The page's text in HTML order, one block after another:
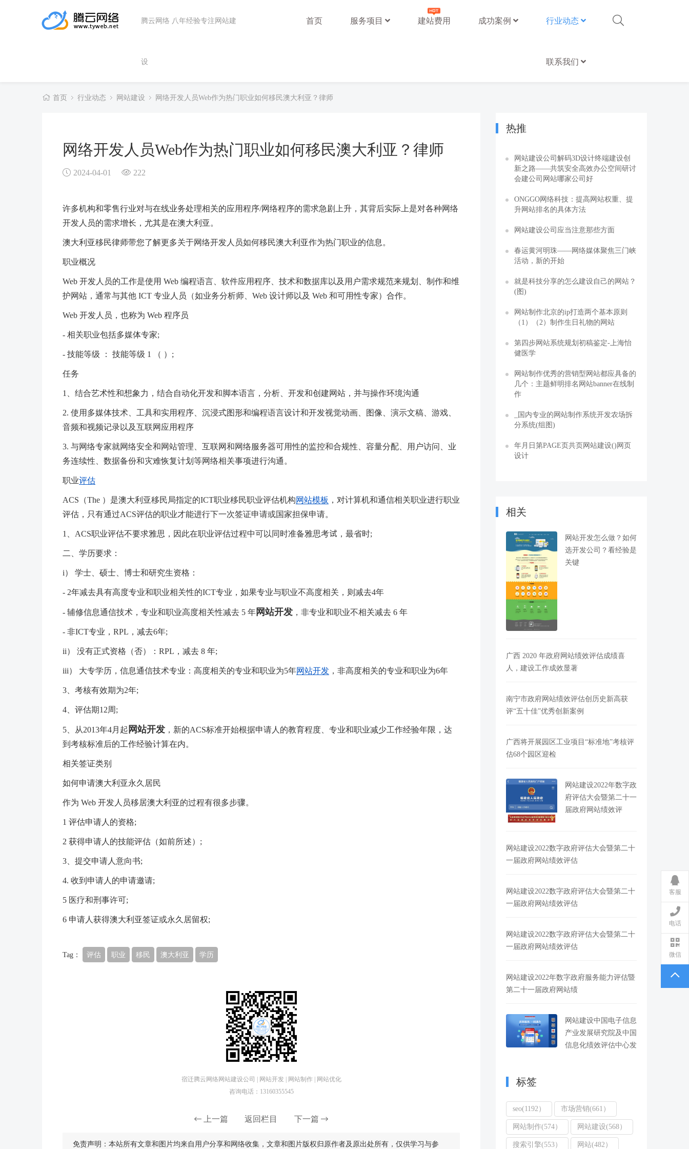
腾云网络 八年经验专注网站建
设
首页 服务项目 建站费用 成功案例 行业动态
联系我们
首页 行业动态 网站建设 网络开发人员Web作为热门职业如何移民澳大利亚？律师
网络开发人员Web作为热门职业如何移民澳大利亚？律师
2024-04-01 222
许多机构和零售行业对与在线业务处理相关的应用程序/网络程序的需求急剧上升，其背后实际上是对各种网络
开发人员的需求增长，尤其是在澳大利亚。
澳大利亚移民律师带您了解更多关于网络开发人员如何移民澳大利亚作为热门职业的信息。
职业概况
Web 开发人员的工作是使用 Web 编程语言、软件应用程序、技术和数据库以及用户需求规范来规划、制作和维
护网站，通常与其他 ICT 专业人员（如业务分析师、Web 设计师以及 Web 和可用性专家）合作。
Web 开发人员，也称为 Web 程序员
- 相关职业包括多媒体专家;
- 技能等级 ： 技能等级 1 （ ）;
任务
1、结合艺术性和想象力，结合自动化开发和脚本语言，分析、开发和创建网站，并与操作环境沟通
2. 使用多媒体技术、工具和实用程序、沉浸式图形和编程语言设计和开发视觉动画、图像、演示文稿、游戏、
音频和视频记录以及互联网应用程序
3. 与网络专家就网络安全和网站管理、互联网和网络服务器可用性的监控和合规性、容量分配、用户访问、业
务连续性、数据备份和灾难恢复计划等网络相关事项进行沟通。
职业评估
ACS（The ）是澳大利亚移民局指定的ICT职业移民职业评估机构网站模板
，对计算机和通信相关职业进行职业
评估，只有通过ACS评估的职业才能进行下一次签证申请或国家担保申请。
1、ACS职业评估不要求雅思，因此在职业评估过程中可以同时准备雅思考试，最省时;
二、学历要求：
i） 学士、硕士、博士和研究生资格：
- 2年减去具有高度专业和职业相关性的ICT专业，如果专业与职业不高度相关，则减去4年
- 辅修信息通信技术，专业和职业高度相关性减去 5 年网站开发 ，非专业和职业不相关减去 6 年
- 非ICT专业，RPL，减去6年;
ii） 没有正式资格（否）：RPL，减去 8 年;
iii） 大专学历，信息通信技术专业：高度相关的专业和职业为5年网站开发 ，非高度相关的专业和职业为6年
3、考核有效期为2年;
4、评估期12周;
5、从2013年4月起 网站开发 ，新的ACS标准开始根据申请人的教育程度、专业和职业减少工作经验年限，达
到考核标准后的工作经验计算在内。
相关签证类别
如何申请澳大利亚永久居民
作为 Web 开发人员移居澳大利亚的过程有很多步骤。
1 评估申请人的资格;
2 获得申请人的技能评估（如前所述）;
3、提交申请人意向书;
4. 收到申请人的申请邀请;
5 医疗和刑事许可;
6 申请人获得澳大利亚签证或永久居留权;
Tag： 评估 职业 移民 澳大利亚 学历
宿迁腾云网络网站建设公司 | 网站开发 | 网站制作 | 网站优化
咨询电话：13160355545
上一篇 返回栏目 下一篇
免责声明：本站所有文章和图片均来自用户分享和网络收集，文章和图片版权归原作者及原出处所有，仅供学习与参
热推
网站建设公司解码3D设计终端建设创
新之路——共筑安全高效办公空间研讨
会建公司网站哪家公司好
ONGGO网络科技：提高网站权重、提
升网站排名的具体方法
网站建设公司应当注意那些方面
春运黄河明珠——网络媒体聚焦三门峡
活动，新的开始
就是科技分享的怎么建设自己的网站？
(图)
网站制作北京的ip打造两个基本原则
（1）（2）制作生日礼物的网站
第四步网站系统规划初稿鉴定-上海怡
健医学
网站制作优秀的营销型网站都应具备的
几个：主题鲜明排名网站banner在线制
作
_国内专业的网站制作系统开发农场拆
分系统(组图)
年月日第PAGE页共页网站建设()网页
设计
相关
网站开发怎么做？如何
选开发公司？看经验是
关键
广西 2020 年政府网站绩效评估成绩喜
人，建设工作成效显著
南宁市政府网站绩效评估创历史新高获
评“五十佳”优秀创新案例
广西将开展园区工业项目“标准地”考核评
估68个园区迎检
网站建设2022年数字政
府评估大会暨第二十一
届政府网站绩效评
网站建设2022数字政府评估大会暨第二十
一届政府网站绩效评估
网站建设2022数字政府评估大会暨第二十
一届政府网站绩效评估
网站建设2022数字政府评估大会暨第二十
一届政府网站绩效评估
网站建设2022年数字政府服务能力评估暨
第二十一届政府网站绩
网站建设中国电子信息
产业发展研究院及中国
信息化绩效评估中心发
标签
seo(1192） 市场营销(661）
网站制作(574） 网站建设(568）
搜索引擎(553） 网站(482）
客服
电话
微信